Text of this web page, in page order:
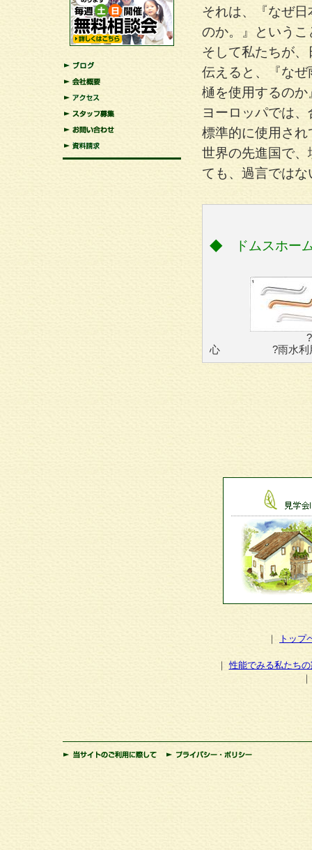
ブログ
会社概要
アクセス
map.html">スタッフ募集
お問い合わせ
map.html">資料請求
それは、『なぜ
のか。』というこ
そして私たちが
伝えると、『な
樋を使用するの
ヨーロッパでは
標準的に使用され
世界の先進国で
ても、過言では
◆ ドムスホー
?雨樋 ?
心 ?雨水利用
｜ トップ
｜性能でみる私たち